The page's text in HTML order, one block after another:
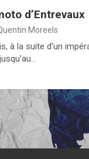
d’Entrevaux
Moreels
à la suite d’un